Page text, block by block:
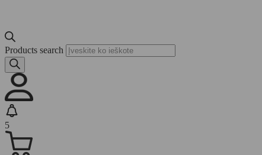
Products search
5